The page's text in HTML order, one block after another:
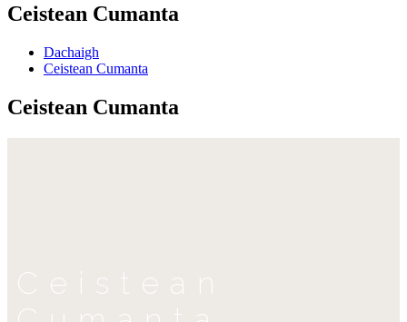
Ceistean Cumanta
Dachaigh
Ceistean Cumanta
Ceistean Cumanta
Ceistean